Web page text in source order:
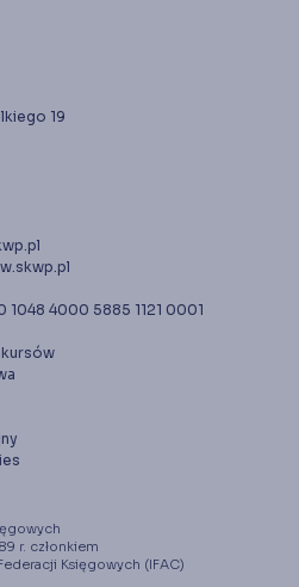
19
1048 4000 5885 1121 0001
kursów
r. członkiem
Księgowych (IFAC)